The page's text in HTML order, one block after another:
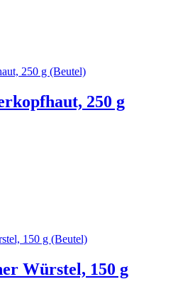
250 g
Würstel, 150 g